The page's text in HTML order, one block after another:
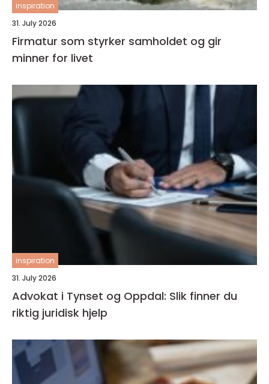
inspiration
31. July 2026
Firmatur som styrker samholdet og gir
minner for livet
inspiration
31. July 2026
Advokat i Tynset og Oppdal: Slik finner du
riktig juridisk hjelp